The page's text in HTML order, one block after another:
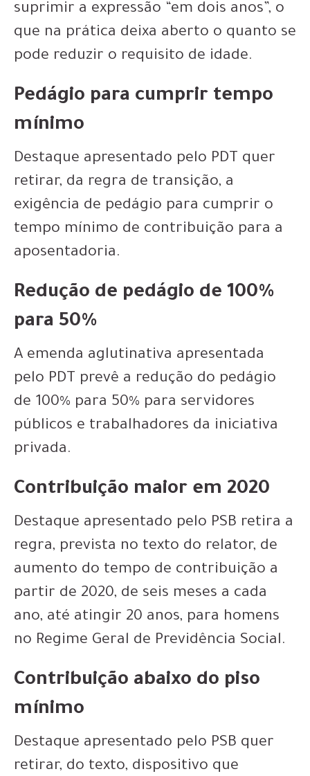
suprimir a expressão “em dois anos”, o
que na prática deixa aberto o quanto se
pode reduzir o requisito de idade.
Pedágio para cumprir tempo
mínimo
Destaque apresentado pelo PDT quer
retirar, da regra de transição, a
exigência de pedágio para cumprir o
tempo mínimo de contribuição para a
aposentadoria.
Redução de pedágio de 100%
para 50%
A emenda aglutinativa apresentada
pelo PDT prevê a redução do pedágio
de 100% para 50% para servidores
públicos e trabalhadores da iniciativa
privada.
Contribuição maior em 2020
Destaque apresentado pelo PSB retira a
regra, prevista no texto do relator, de
aumento do tempo de contribuição a
partir de 2020, de seis meses a cada
ano, até atingir 20 anos, para homens
no Regime Geral de Previdência Social.
Contribuição abaixo do piso
mínimo
Destaque apresentado pelo PSB quer
retirar, do texto, dispositivo que